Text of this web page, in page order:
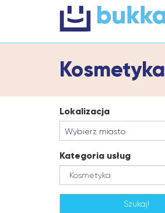
Kosmetyka
Lokalizacja
Wybierz miasto
Kategoria usług